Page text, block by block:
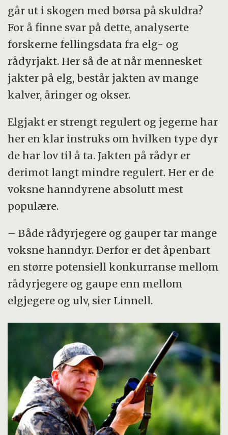
går ut i skogen med børsa på skuldra?
For å finne svar på dette, analyserte
forskerne fellingsdata fra elg- og
rådyrjakt. Her så de at når mennesket
jakter på elg, består jakten av mange
kalver, åringer og okser.
Elgjakt er strengt regulert og jegerne har
her en klar instruks om hvilken type dyr
de har lov til å ta. Jakten på rådyr er
derimot langt mindre regulert. Her er de
voksne hanndyrene absolutt mest
populære.
– Både rådyrjegere og gauper tar mange
voksne hanndyr. Derfor er det åpenbart
en større potensiell konkurranse mellom
rådyrjegere og gaupe enn mellom
elgjegere og ulv, sier Linnell.